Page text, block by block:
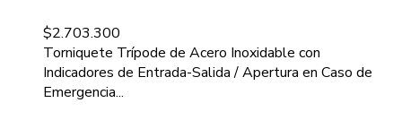
$2.703.300
Torniquete Trípode de Acero Inoxidable con
Indicadores de Entrada-Salida / Apertura en Caso de
Emergencia...